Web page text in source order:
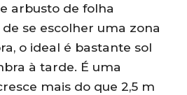
arbusto de folha
se escolher uma zona
o ideal é bastante sol
à tarde. É uma
mais do que 2,5 m